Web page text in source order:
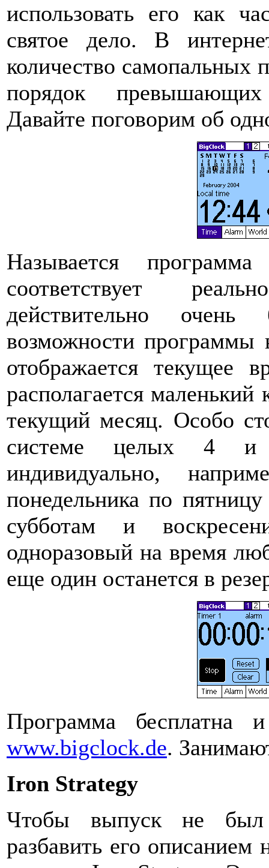
использовать его как
святое дело. В
количество самопальных
порядок
Давайте поговорим об
Называется
соответствует
действительно
возможности программы
отображается текущее
располагается маленький
текущий месяц. Особо
системе целых 4 и
индивидуально,
понедельника по
субботам и
одноразовый на время
еще один останется в
Программа бесплатна
www.bigclock.de.
Iron Strategy
Чтобы выпуск не был
разбавить его описанием